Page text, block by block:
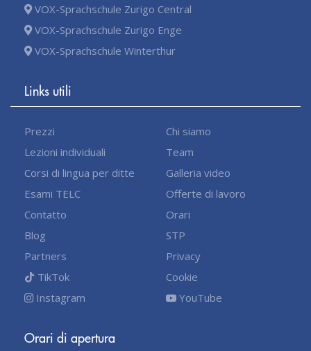
VOX-Sprachschule Zurigo Central
VOX-Sprachschule Zurigo Enge
VOX-Sprachschule Winterthur
Links utili
Prezzi
Lezioni individuali
Corsi di lingua per ditte
Esami TELC
Contatto
Blog
Partners
TikTok
Instagram
Chi siamo
Team
Galleria video
Offerte di lavoro
Orari
STP
Privacy
Cookie
YouTube
Orari di apertura